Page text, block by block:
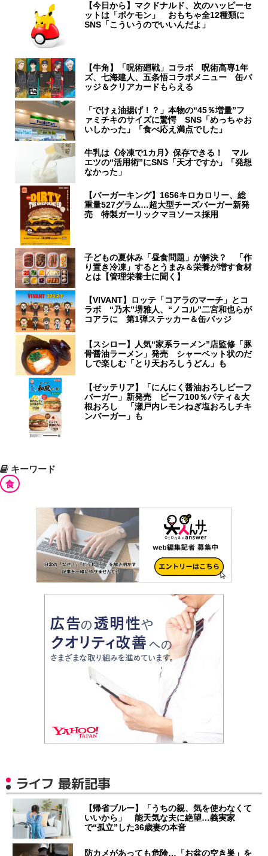
【今日から】マクドナルド、次のハッピーセ
ットは「ポケモン」 おもちゃ全12種類に
SNS「こういうのでいいんだよ」
【牛角】「呪術廻戦」コラボ 呪術高専1年
ズ、七海建人、五条悟コラボメニュー 缶バ
ッジ＆クリアカードもらえる
「でけぇ油揚げ！？」本物の“45％増量”フ
ァミチキのサイズに驚愕 SNS「めっちゃお
いしかった」「食べ応え満点でした」
牛乳は《冷凍で1カ月》保存できる！ マル
エツの“活用術”にSNS「天才ですか」「発想
なかった」
【バーガーキング】1656キロカロリー、総
重量527グラム…超大型チーズバーガー新発
売 特製ガーリックマヨソース採用
子どもの夏休み「昼食問題」が解決？ 「作
り置き冷凍」するとうまみ＆栄養が増す食材
とは【管理栄養士に聞く】
【VIVANT】ロッテ「コアラのマーチ」とコ
ラボ “乃木”堺雅人、“ノコル”二宮和也らが
コアラに 第1弾ステッカー＆缶バッジ
【スシロー】人気“家系ラーメン”店監修「豚
骨醤油ラーメン」発売 シャーベット状のだ
しで楽しむ「とり天おろしうどん」も
【ゼッテリア】「にんにく醤油おろしビーフ
バーガー」新発売 ビーフ100％パティ＆大
根おろし 「瀬戸内レモンねぎ塩おろしチキ
ンバーガー」も
キーワード
食
ライフ 最新記事
【帰省ブルー】「うちの親、気を使わなくて
いいから」 能天気な夫に絶望…義実家
で“孤立”した36歳妻の本音
防カメがあっても危険…「お盆の空き巣」を